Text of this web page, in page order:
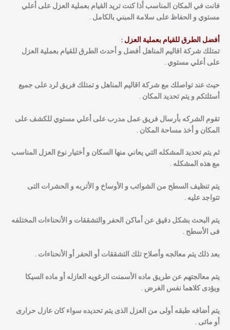
فانت في المكان المناسب أذا كنت تريد القيام بعملية العزل على أعلي
مستوي و الحفاظ على سلامة المبني بالكامل .
أفضل الطرق للقيام بعملية العزل :
تمتلك شركة اقاليم المناهل أفضل و أحدث الطرق للقيام بعملية العزل
على أعلي مستوي .
حيث عند تواصلك مع شركة اقاليم المناهل و تمتلك فريق لرد على جميع
أسئلتكم و يتم تحديد المكان .
تقوم الشركه بأرسال فريق عمل مدرب على أعلي مستوي للكشف على
المكان و أخذ مساحة المكان .
ثم يتم تحديد المشكله التي يعاني منها السكان و أختيار نوع العزل المناسب
مع هذه المشكله .
يتم تنظيف السطح من الشوائب و الأوساخ و الأتربه و الحشرات التى
تتواجد عليه .
يتم البحث بشكل دقيق عن أماكن الحفر والتشققات و الأنحناءات المختلفه
فى الأسطح .
بعد ذلك يتم معالجه وأصلاح تلك التشققات أو الحفر أو الأنحناءات .
يتم معالجتهم عن طريق ماده الأسمنت الرغويه العازله أو ماده السيكا
ويؤدى كلاهما نفس الغرض .
يتم أضافه طبقه أولى من العزل الذى يتم تحديده سواء كان عازل حرارى
أو مائى .